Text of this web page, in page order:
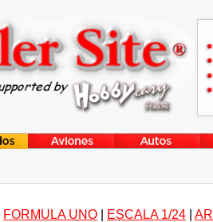
FORMULA UNO | ESCALA 1/24 |